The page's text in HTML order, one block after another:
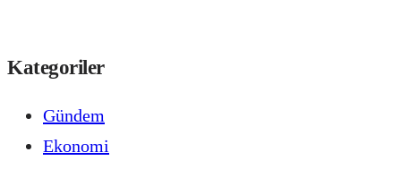
Kategoriler
Gündem
Ekonomi